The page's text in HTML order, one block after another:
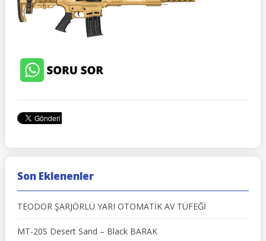
Son Eklenenler
TEODOR ŞARJÖRLÜ YARI OTOMATİK AV TÜFEĞİ
MT-20S Desert Sand – Black BARAK